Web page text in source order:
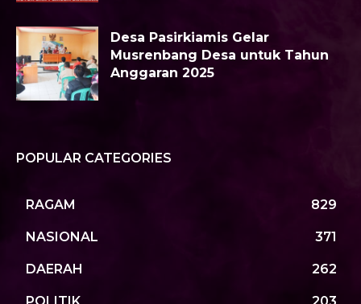
Desa Pasirkiamis Gelar
Musrenbang Desa untuk Tahun
Anggaran 2025
POPULAR CATEGORIES
RAGAM 829
NASIONAL 371
DAERAH 262
POLITIK 203